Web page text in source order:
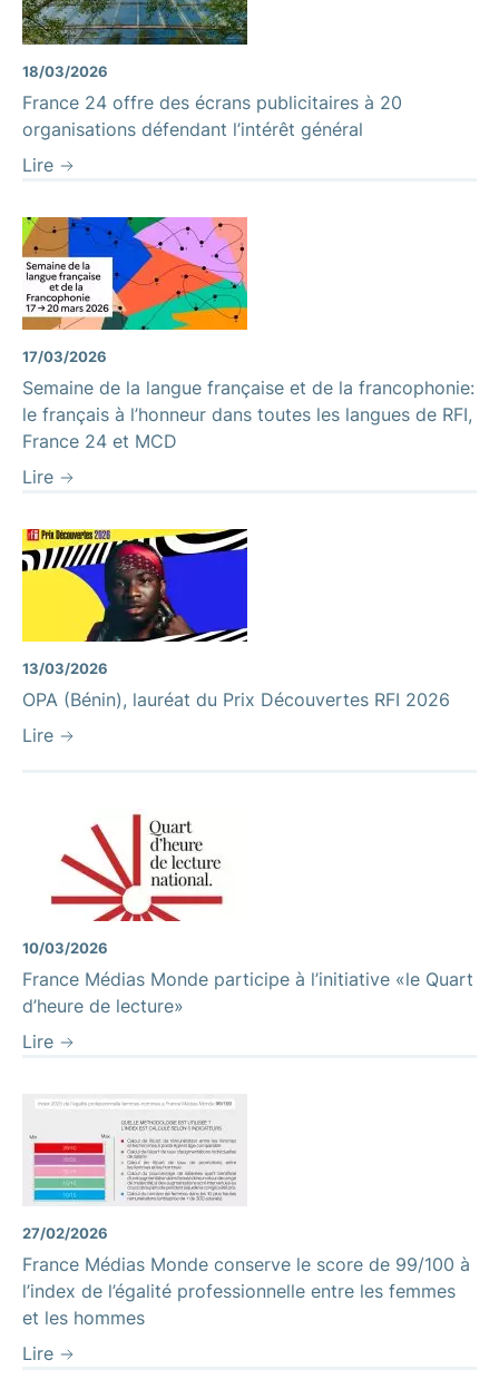
18/03/2026
France 24 offre des écrans publicitaires à 20
organisations défendant l’intérêt général
Lire
17/03/2026
Semaine de la langue française et de la francophonie:
le français à l’honneur dans toutes les langues de RFI,
France 24 et MCD
Lire
13/03/2026
OPA (Bénin), lauréat du Prix Découvertes RFI 2026
Lire
10/03/2026
France Médias Monde participe à l’initiative «le Quart
d’heure de lecture»
Lire
27/02/2026
France Médias Monde conserve le score de 99/100 à
l’index de l’égalité professionnelle entre les femmes
et les hommes
Lire